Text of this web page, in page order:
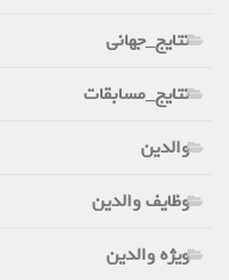
نتایج_جهانی
نتایج_مسابقات
والدین
وظایف والدین
ویژه والدین